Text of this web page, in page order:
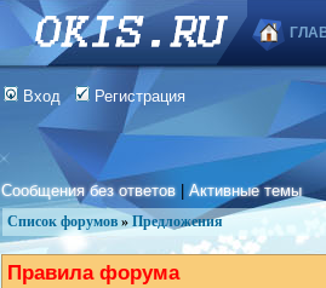
Вход Регистрация
Сообщения без ответов |Активные темы
Список форумов » Предложения
Правила форума